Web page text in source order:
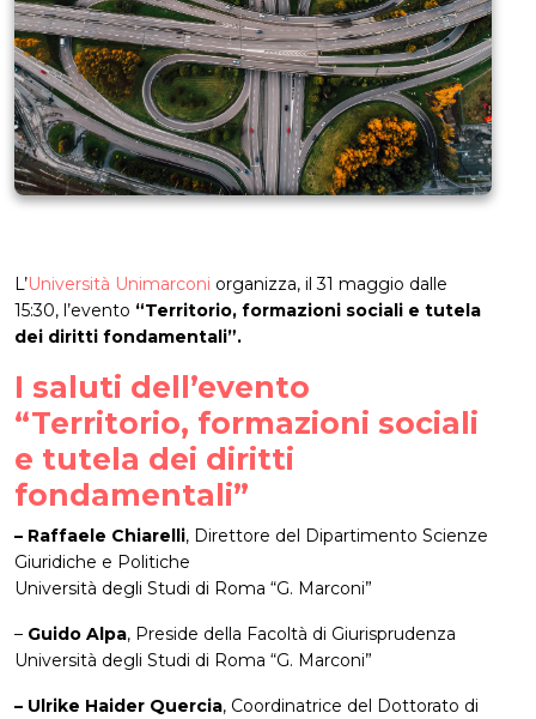
L’Università Unimarconi organizza, il 31 maggio dalle
15:30, l’evento “Territorio, formazioni sociali e tutela
dei diritti fondamentali”.
I saluti dell’evento
“Territorio, formazioni sociali
e tutela dei diritti
fondamentali”
– Raffaele Chiarelli, Direttore del Dipartimento Scienze
Giuridiche e Politiche
Università degli Studi di Roma “G. Marconi”
– Guido Alpa, Preside della Facoltà di Giurisprudenza
Università degli Studi di Roma “G. Marconi”
– Ulrike Haider Quercia, Coordinatrice del Dottorato di